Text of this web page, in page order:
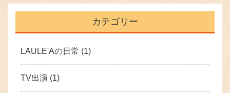
カテゴリー
LAULE'Aの日常 (1)
TV出演 (1)